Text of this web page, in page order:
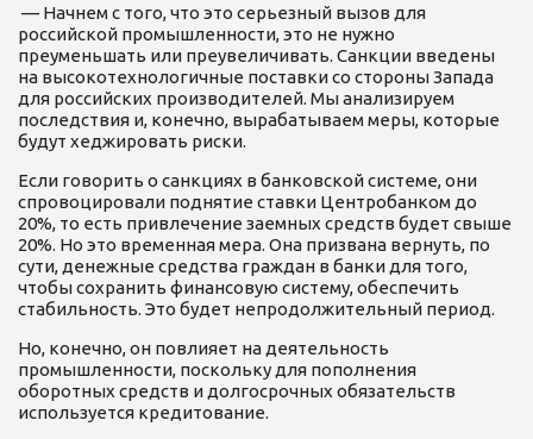
— Начнем с того, что это серьезный вызов для
российской промышленности, это не нужно
преуменьшать или преувеличивать. Санкции введены
на высокотехнологичные поставки со стороны Запада
для российских производителей. Мы анализируем
последствия и, конечно, вырабатываем меры, которые
будут хеджировать риски.
Если говорить о санкциях в банковской системе, они
спровоцировали поднятие ставки Центробанком до
20%, то есть привлечение заемных средств будет свыше
20%. Но это временная мера. Она призвана вернуть, по
сути, денежные средства граждан в банки для того,
чтобы сохранить финансовую систему, обеспечить
стабильность. Это будет непродолжительный период.
Но, конечно, он повлияет на деятельность
промышленности, поскольку для пополнения
оборотных средств и долгосрочных обязательств
используется кредитование.